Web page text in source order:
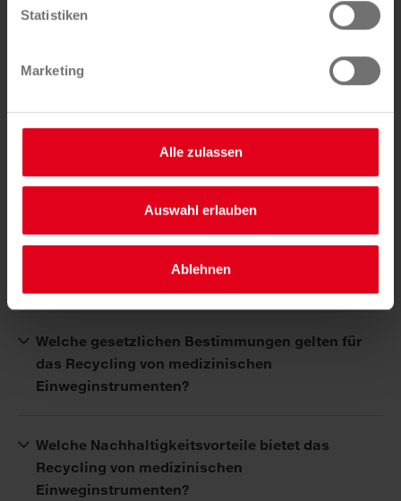
Nähere Informationen finden Sie in unserer
finden Sie
Statistiken
Marketing
Alle zulassen
Auswahl erlauben
Ablehnen
Wie funktioniert der Recyclingprozess für
medizinische Einweginstrumente?
Welche Arten von chirurgischen
Welche gesetzlichen Bestimmungen gelten für
das Recycling von medizinischen
Einweginstrumenten?
Welche Nachhaltigkeitsvorteile bietet das
Recycling von medizinischen
Einweginstrumenten?